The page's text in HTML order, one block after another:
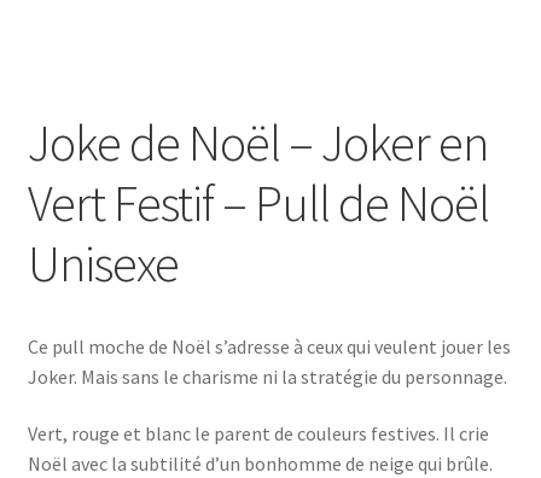
Joke de Noël – Joker en
Vert Festif – Pull de Noël
Unisexe
Ce pull moche de Noël s’adresse à ceux qui veulent jouer les
Joker. Mais sans le charisme ni la stratégie du personnage.
Vert, rouge et blanc le parent de couleurs festives. Il crie
Noël avec la subtilité d’un bonhomme de neige qui brûle.